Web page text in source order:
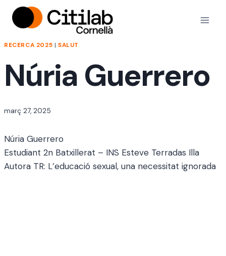
RECERCA 2025 | SALUT
Núria Guerrero
Per
març 27, 2025
Núria Guerrero
Estudiant 2n Batxillerat – INS Esteve Terradas Illa
Autora TR: L’educació sexual, una necessitat ignorada